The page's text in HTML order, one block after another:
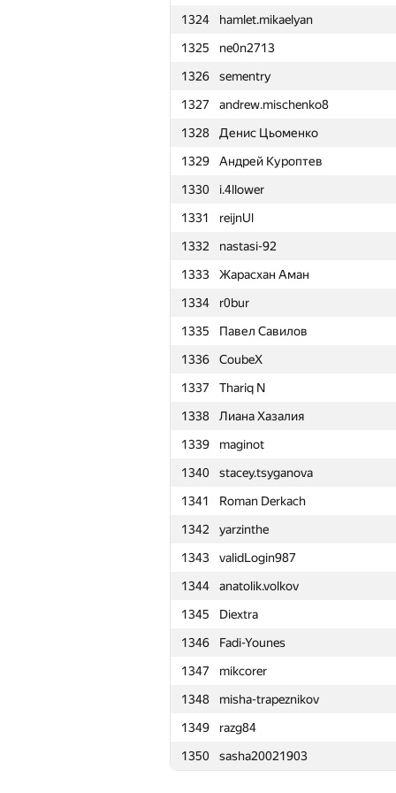
1324
hamlet.mikaelyan
1325
ne0n2713
1326
sementry
1327
andrew.mischenko8
1328
Денис Цьоменко
1329
Андрей Куроптев
1330
i.4llower
1331
reijnUl
1332
nastasi-92
1333
Жарасхан Аман
1334
r0bur
1335
Павел Савилов
1336
CoubeX
1337
Thariq N
1338
Лиана Хазалия
1339
maginot
1340
stacey.tsyganova
1341
Roman Derkach
1342
yarzinthe
1343
validLogin987
1344
anatolik.volkov
1345
Diextra
1346
Fadi-Younes
1347
mikcorer
1348
misha-trapeznikov
1349
razg84
1350
sasha20021903
1301 Jatin Yadav
1302
Стёпкина Степана
1303
f1x3d
1304
Алексей Шишкин
1305
PotterSergey
1306
xish32
1307
mjgonzales
1308
hojjat12
1309
terenceliu4444
1310
EmCoderixinho
1311
Vilius Pranckaitis
1312
bayev.alen
1313
edisonhello
1314
obe-wan01
1315
ruslan02129
1316
edik-forever
1317
grishutin.ai@diht.yaconnect.com
1318
alex9x99
1319
icnhoukdsiih
1320
Anton Kahn
1321
ivanilos
1322
longhuenchan
1323
Никита
1324
hamlet.mikaelyan
1325
ne0n2713
1326
sementry
1327
andrew.mischenko8